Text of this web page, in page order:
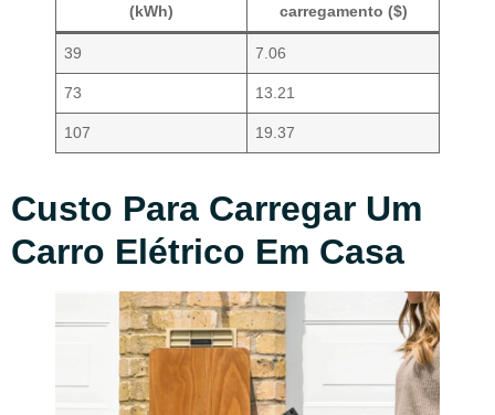
(kWh)
carregamento ($)
39 7.06
73 13.21
107 19.37
Custo Para Carregar Um
Carro Elétrico Em Casa